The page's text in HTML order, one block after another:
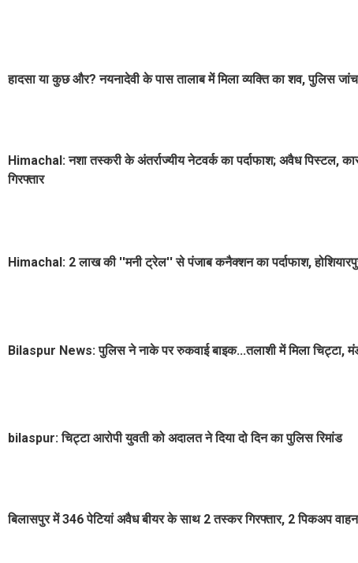
हादसा या कुछ और? नयनादेवी के पास तालाब में मिला व्यक्ति का शव, पुलिस
Himachal: नशा तस्करी के अंतर्राज्यीय नेटवर्क का पर्दाफाश; अवैध पिस्टल,
गिरफ्तार
Himachal: 2 लाख की ''मनी ट्रेल'' से पंजाब कनैक्शन का पर्दाफाश,
‌Bilaspur News: पुलिस ने नाके पर रुकवाई बाइक...तलाशी में मिला चिट्टा,
bilaspur: चिट्टा आरोपी युवती को अदालत ने दिया दो दिन का पुलिस रिमांड
बिलासपुर में 346 पेटियां अवैध बीयर के साथ 2 तस्कर गिरफ्तार, 2 पिकअप